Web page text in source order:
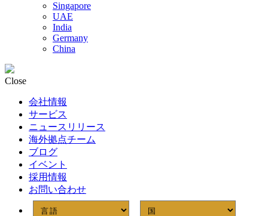
Singapore
UAE
India
Germany
China
Close
会社情報
サービス
ニュースリリース
海外拠点チーム
ブログ
イベント
採用情報
お問い合わせ